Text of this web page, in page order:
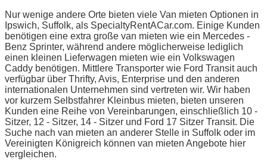
Nur wenige andere Orte bieten viele Van mieten Optionen in
Ipswich, Suffolk, als SpecialtyRentACar.com. Einige Kunden
benötigen eine extra große van mieten wie ein Mercedes -
Benz Sprinter, während andere möglicherweise lediglich
einen kleinen Lieferwagen mieten wie ein Volkswagen
Caddy benötigen. Mittlere Transporter wie Ford Transit auch
verfügbar über Thrifty, Avis, Enterprise und den anderen
internationalen Unternehmen sind vertreten wir. Wir haben
vor kurzem Selbstfahrer Kleinbus mieten, bieten unseren
Kunden eine Reihe von Vereinbarungen, einschließlich 10 -
Sitzer, 12 - Sitzer, 14 - Sitzer und Ford 17 Sitzer Transit. Die
Suche nach van mieten an anderer Stelle in Suffolk oder im
Vereinigten Königreich können van mieten Angebote hier
vergleichen.